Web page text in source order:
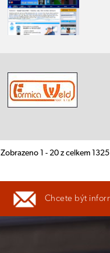
Zobrazeno 1 - 20 z celkem
Chcete být